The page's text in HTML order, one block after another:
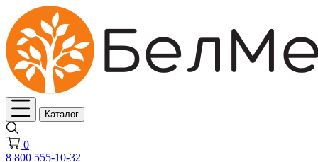
Каталог
0
8 800 555-10-32